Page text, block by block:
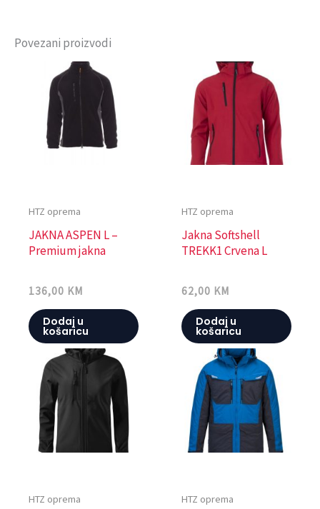
Povezani proizvodi
HTZ oprema
JAKNA ASPEN L –
Premium jakna
136,00 KM
Dodaj u
košaricu
HTZ oprema
Jakna Softshell
TREKK1 Crvena L
62,00 KM
Dodaj u
košaricu
HTZ oprema HTZ oprema